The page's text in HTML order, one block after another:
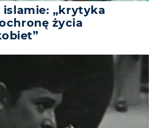
„krytyka
życia